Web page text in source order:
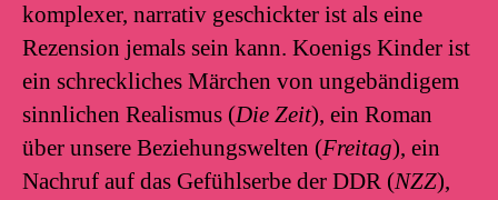
komplexer, narrativ geschickter ist als eine
Rezension jemals sein kann. Koenigs Kinder ist
ein schreckliches Märchen von ungebändigem
sinnlichen Realismus (Die Zeit), ein Roman
über unsere Beziehungswelten (Freitag), ein
Nachruf auf das Gefühlserbe der DDR (NZZ),